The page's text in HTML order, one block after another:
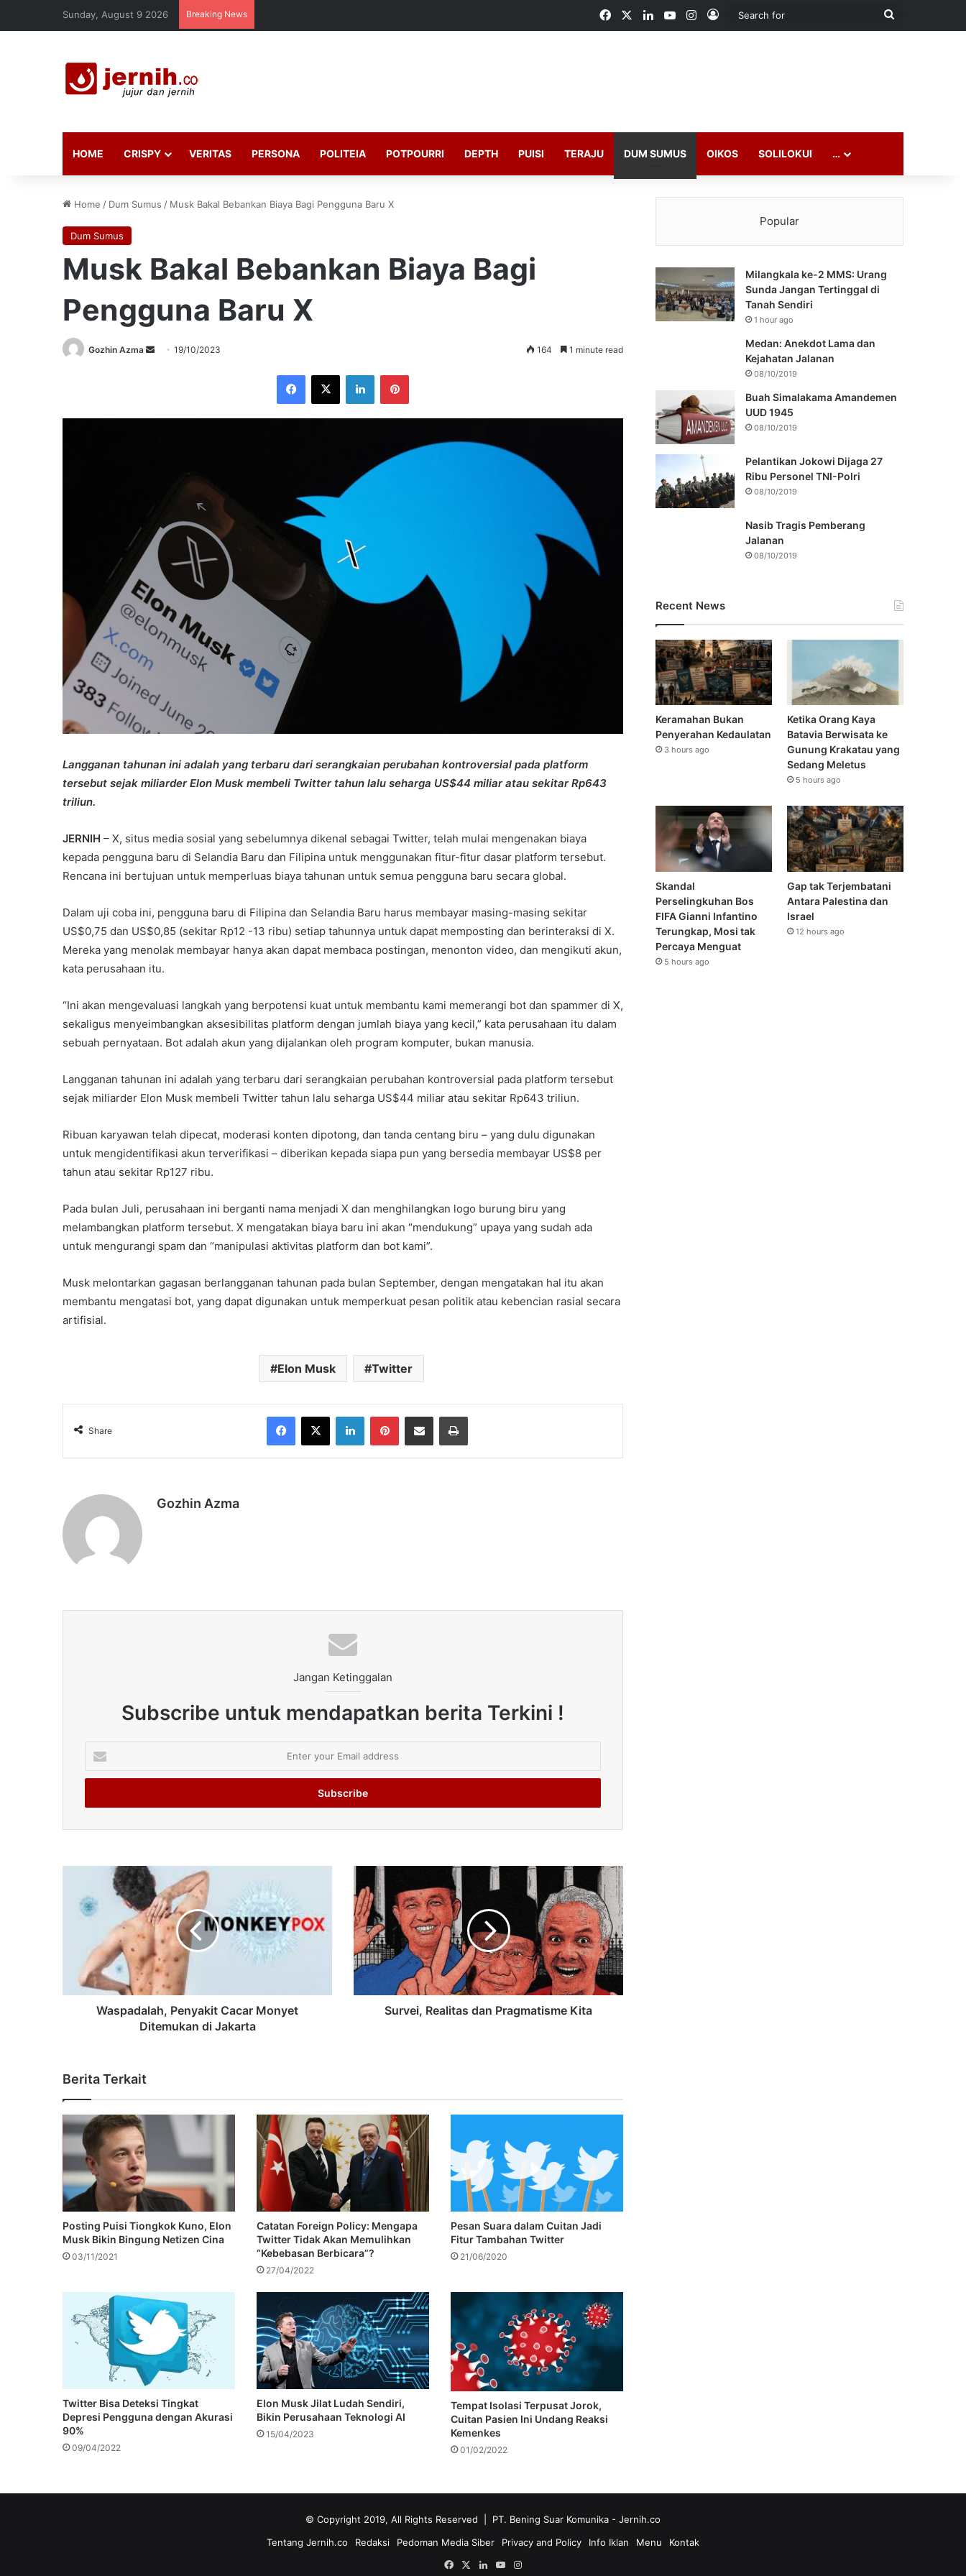
Sunday, August 9 2026 Breaking News FacebookLinkedInYouTubeInstagram
Log In
Search
HOME CRISPY VERITAS PERSONA POLITEIA POTPOURRI DEPTH PUISI TERAJU DUM SUMUS OIKOS SOLILOKUI …
Home / Dum Sumus / Musk Bakal Bebankan Biaya Bagi Pengguna Baru X
Dum Sumus
Musk Bakal Bebankan Biaya Bagi
Pengguna Baru X
Gozhin Azma
Send19/10/2023 164 1 minute read
Facebook
X LinkedInPinterest
Langganan tahunan ini adalah yang terbaru dari serangkaian perubahan kontroversial pada platform
tersebut sejak miliarder Elon Musk membeli Twitter tahun lalu seharga US$44 miliar atau sekitar Rp643
triliun.
JERNIH – X, situs media sosial yang sebelumnya dikenal sebagai Twitter, telah mulai mengenakan biaya
kepada pengguna baru di Selandia Baru dan Filipina untuk menggunakan fitur-fitur dasar platform tersebut.
Rencana ini bertujuan untuk memperluas biaya tahunan untuk semua pengguna baru secara global.
Dalam uji coba ini, pengguna baru di Filipina dan Selandia Baru harus membayar masing-masing sekitar
US$0,75 dan US$0,85 (sekitar Rp12 -13 ribu) setiap tahunnya untuk dapat memposting dan berinteraksi di X.
Mereka yang menolak membayar hanya akan dapat membaca postingan, menonton video, dan mengikuti akun,
kata perusahaan itu.
“Ini akan mengevaluasi langkah yang berpotensi kuat untuk membantu kami memerangi bot dan spammer di X,
sekaligus menyeimbangkan aksesibilitas platform dengan jumlah biaya yang kecil,” kata perusahaan itu dalam
sebuah pernyataan. Bot adalah akun yang dijalankan oleh program komputer, bukan manusia.
Langganan tahunan ini adalah yang terbaru dari serangkaian perubahan kontroversial pada platform tersebut
sejak miliarder Elon Musk membeli Twitter tahun lalu seharga US$44 miliar atau sekitar Rp643 triliun.
Ribuan karyawan telah dipecat, moderasi konten dipotong, dan tanda centang biru – yang dulu digunakan
untuk mengidentifikasi akun terverifikasi – diberikan kepada siapa pun yang bersedia membayar US$8 per
tahun atau sekitar Rp127 ribu.
Pada bulan Juli, perusahaan ini berganti nama menjadi X dan menghilangkan logo burung biru yang
melambangkan platform tersebut. X mengatakan biaya baru ini akan “mendukung” upaya yang sudah ada
untuk mengurangi spam dan “manipulasi aktivitas platform dan bot kami”.
Musk melontarkan gagasan berlangganan tahunan pada bulan September, dengan mengatakan hal itu akan
membantu mengatasi bot, yang dapat digunakan untuk memperkuat pesan politik atau kebencian rasial secara
artifisial.
Elon Musk Twitter
Share
Facebook
X LinkedInPinterestShare via Email Print
Gozhin Azma
Jangan Ketinggalan
Subscribe untuk mendapatkan berita Terkini !
your
Email
Waspadalah, Penyakit Cacar Monyet
Ditemukan di Jakarta
Survei, Realitas dan Pragmatisme Kita
Berita Terkait
Posting Puisi Tiongkok Kuno, Elon
Musk Bikin Bingung Netizen Cina
03/11/2021
Catatan Foreign Policy: Mengapa
Twitter Tidak Akan Memulihkan
“Kebebasan Berbicara”?
27/04/2022
Pesan Suara dalam Cuitan Jadi
Fitur Tambahan Twitter
21/06/2020
Twitter Bisa Deteksi Tingkat
Depresi Pengguna dengan Akurasi
90%
09/04/2022
Elon Musk Jilat Ludah Sendiri,
Bikin Perusahaan Teknologi AI
15/04/2023
Tempat Isolasi Terpusat Jorok,
Cuitan Pasien Ini Undang Reaksi
Kemenkes
01/02/2022
Popular
Milangkala ke-2 MMS: Urang
Sunda Jangan Tertinggal di
Tanah Sendiri
1 hour ago
Medan: Anekdot Lama dan
Kejahatan Jalanan
08/10/2019
Buah Simalakama Amandemen
UUD 1945
08/10/2019
Pelantikan Jokowi Dijaga 27
Ribu Personel TNI-Polri
08/10/2019
Nasib Tragis Pemberang
Jalanan
08/10/2019
Recent News
Keramahan Bukan
Penyerahan Kedaulatan
3 hours ago
Ketika Orang Kaya
Batavia Berwisata ke
Gunung Krakatau yang
Sedang Meletus
5 hours ago
Skandal
Perselingkuhan Bos
FIFA Gianni Infantino
Terungkap, Mosi tak
Percaya Menguat
5 hours ago
Gap tak Terjembatani
Antara Palestina dan
Israel
12 hours ago
© Copyright 2019, All Rights Reserved | PT. Bening Suar Komunika - Jernih.co
Tentang Jernih.co
Redaksi Pedoman Media Siber Privacy and Policy Info Iklan Menu
Kontak
Facebook
X LinkedInYouTubeInstagram